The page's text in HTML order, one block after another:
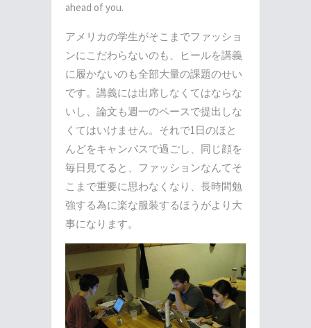
ahead of you.
アメリカの学生がそこまでファッショ
ンにこだわらないのも、ヒールを講義
に履かないのも全部大量の課題のせい
です。講義には出席しなくてはならな
いし、論文も週一のペースで提出しな
くてはいけません。それで1日のほと
んどをキャンパスで過ごし、同じ顔を
毎日見てると、ファッションなんてそ
こまで重要に思わなくなり、長時間勉
強する為に楽な服装するほうがより大
事になります。